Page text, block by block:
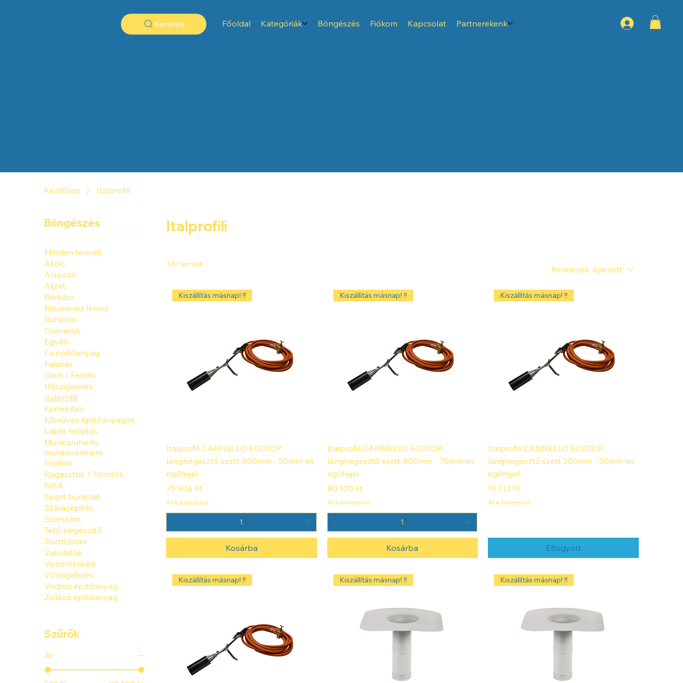
Keresés Főoldal Kategóriák Böngészés Fiókom Kapcsolat Partnerekenk
Kezdőlap Italprofili
Böngészés
Minden termék
Akció
Alapozó
Aljzat
Barkács
Bitumenes lemez
Burkolás
Csavarok
Egyéb
Fa építőanyag
Falazás
Glett / Festék
Hőszigetelés
Italprofili
Kertépítés
Kőműves építőanyagok
Lakás felújítás
Munkaruha és
munkavédelem
Profilok
Ragasztók / Tömítők
SIKA
Sport burkolat
Szárazépítés
Szerszám
Tető kiegészítő
Tisztítószer
Vakolatok
Viszonteladói
Vízszigetelés
Vödrös építőanyag
Zsákos építőanyag
Szűrők
Ár
Italprofili
130 termék
Rendezés: Ajánlott
Kiszállítás másnap! ‼️
Italprofili CANNELLO ECOTOP
lánghegesztő szett 400mm - 50mm-es
égőfejjel
Ár
75 906 Ft
ÁFA beleértve
Kosárba
Kiszállítás másnap! ‼️
Italprofili CANNELLO ECOTOP
lánghegesztő szett 400mm - 70mm-es
égőfejjel
Ár
80 100 Ft
ÁFA beleértve
Kosárba
Kiszállítás másnap! ‼️
Italprofili CANNELLO ECOTOP
lánghegesztő szett 200mm - 50mm-es
égőfejjel
Ár
71 713 Ft
ÁFA beleértve
Elfogyott
Kiszállítás másnap! ‼️ Kiszállítás másnap! ‼️ Kiszállítás másnap! ‼️